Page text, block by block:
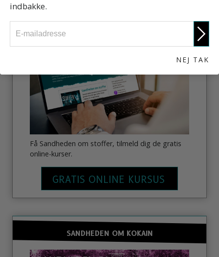
Få Sandheden om stoffer, tilmeld dig de gratis
online-kurser.
GRATIS ONLINE KURSUS
SANDHEDEN OM KOKAIN
indbakke.
NEJ TAK